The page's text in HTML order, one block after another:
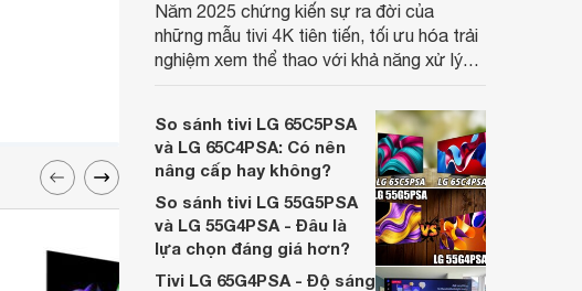
Năm 2025 chứng kiến sự ra đời của
những mẫu tivi 4K tiên tiến, tối ưu hóa trải
nghiệm xem thể thao với khả năng xử lý
khả năng chống lóa, giúp người xem đắm
chìm hoàn toàn trong không khí sôi động
của trận đấu.
So sánh tivi LG 65C5PSA
và LG 65C4PSA: Có nên
nâng cấp hay không?
So sánh tivi LG 55G5PSA
và LG 55G4PSA - Đâu là
lựa chọn đáng giá hơn?
Tivi LG 65G4PSA - Độ sáng